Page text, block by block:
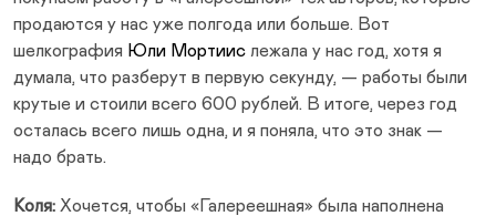
продаются у нас уже полгода или больше. Вот
шелкография Юли Мортиис лежала у нас год, хотя я
думала, что разберут в первую секунду, — работы были
крутые и стоили всего 600 рублей. В итоге, через год
осталась всего лишь одна, и я поняла, что это знак —
надо брать.
Коля: Хочется, чтобы «Галереешная» была наполнена